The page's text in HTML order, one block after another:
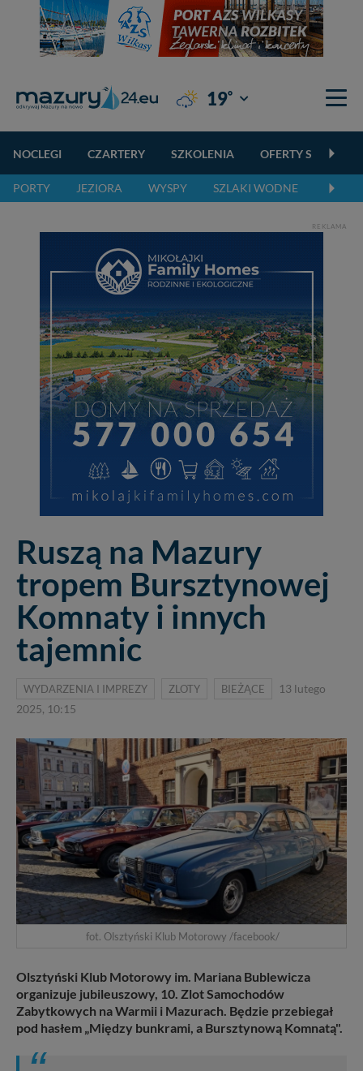
19° Giżycko
NOCLEGI CZARTERY SZKOLENIA OFERTY
PORTY JEZIORA WYSPY SZLAKI WODNE
REKLAMA
Ruszą na Mazury
tropem Bursztynowej
Komnaty i innych
tajemnic
WYDARZENIA I IMPREZY ZLOTY BIEŻĄCE
13 lutego
2025, 10:15
fot. Olsztyński Klub Motorowy /facebook/
Olsztyński Klub Motorowy im. Mariana Bublewicza
organizuje jubileuszowy, 10. Zlot Samochodów
Zabytkowych na Warmii i Mazurach. Będzie przebiegał
pod hasłem „Między bunkrami, a Bursztynową Komnatą".